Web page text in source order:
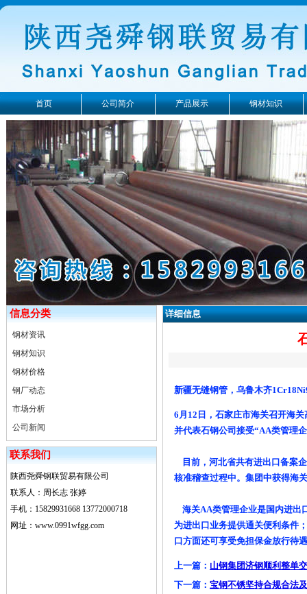
首页 公司简介 产品展示 钢材知识
信息分类
钢材资讯
钢材知识
钢材价格
钢厂动态
市场分析
公司新闻
联系我们
陕西尧舜钢联贸易有限公司
联系人：周长志 张婷
手机：15829931668 13772000718
网址：www.0991wfgg.com
详细信息
新疆无缝钢管，乌鲁木齐
6月12日，石家庄市海关召开海
并代表石钢公司接受“AA类管理
目前，河北省共有进出口备案
核准稽查过程中。集团中获得海
海关AA类管理企业是国内进出
为进出口业务提供通关便利条件
口方面还可享受免担保金放行待
上一篇： 山钢集团济钢顺利整单
下一篇： 宝钢不锈坚持合规合法